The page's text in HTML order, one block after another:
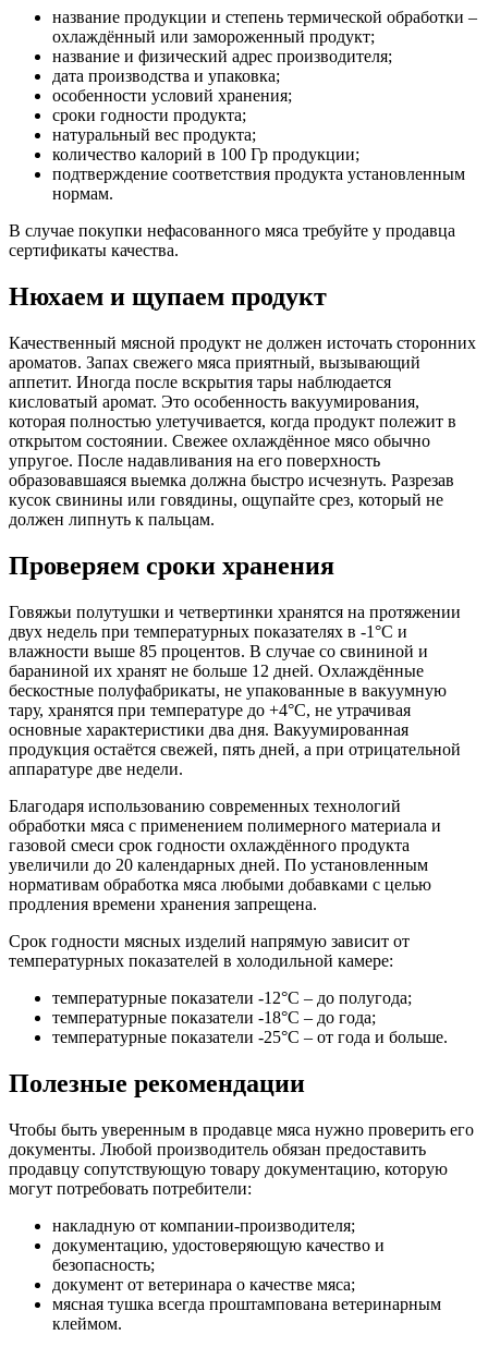
название продукции и степень термической обработки –
охлаждённый или замороженный продукт;
название и физический адрес производителя;
дата производства и упаковка;
особенности условий хранения;
сроки годности продукта;
натуральный вес продукта;
количество калорий в 100 Гр продукции;
подтверждение соответствия продукта установленным
нормам.
В случае покупки нефасованного мяса требуйте у продавца
сертификаты качества.
Нюхаем и щупаем продукт
Качественный мясной продукт не должен источать сторонних
ароматов. Запах свежего мяса приятный, вызывающий
аппетит. Иногда после вскрытия тары наблюдается
кисловатый аромат. Это особенность вакуумирования,
которая полностью улетучивается, когда продукт полежит в
открытом состоянии. Свежее охлаждённое мясо обычно
упругое. После надавливания на его поверхность
образовавшаяся выемка должна быстро исчезнуть. Разрезав
кусок свинины или говядины, ощупайте срез, который не
должен липнуть к пальцам.
Проверяем сроки хранения
Говяжьи полутушки и четвертинки хранятся на протяжении
двух недель при температурных показателях в -1°C и
влажности выше 85 процентов. В случае со свининой и
бараниной их хранят не больше 12 дней. Охлаждённые
бескостные полуфабрикаты, не упакованные в вакуумную
тару, хранятся при температуре до +4°C, не утрачивая
основные характеристики два дня. Вакуумированная
продукция остаётся свежей, пять дней, а при отрицательной
аппаратуре две недели.
Благодаря использованию современных технологий
обработки мяса с применением полимерного материала и
газовой смеси срок годности охлаждённого продукта
увеличили до 20 календарных дней. По установленным
нормативам обработка мяса любыми добавками с целью
продления времени хранения запрещена.
Срок годности мясных изделий напрямую зависит от
температурных показателей в холодильной камере:
температурные показатели -12°C – до полугода;
температурные показатели -18°C – до года;
температурные показатели -25°C – от года и больше.
Полезные рекомендации
Чтобы быть уверенным в продавце мяса нужно проверить его
документы. Любой производитель обязан предоставить
продавцу сопутствующую товару документацию, которую
могут потребовать потребители:
накладную от компании-производителя;
документацию, удостоверяющую качество и
безопасность;
документ от ветеринара о качестве мяса;
мясная тушка всегда проштампована ветеринарным
клеймом.